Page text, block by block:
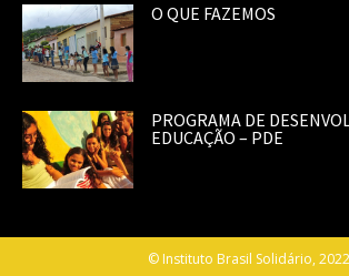
O QUE FAZEMOS
PROGRAMA DE
EDUCAÇÃO – PDE
© Instituto Brasil Solidário, 2022